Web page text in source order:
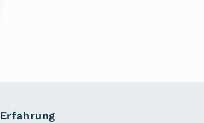
Erfahrung